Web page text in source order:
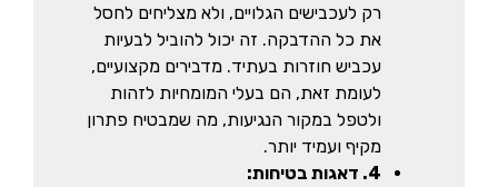
רק לעכבישים הגלויים, ולא מצליחים לחסל
את כל ההדבקה. זה יכול להוביל לבעיות
עכביש חוזרות בעתיד. מדבירים מקצועיים,
לעומת זאת, הם בעלי המומחיות לזהות
ולטפל במקור הנגיעות, מה שמבטיח פתרון
מקיף ועמיד יותר.
4. דאגות בטיחות: